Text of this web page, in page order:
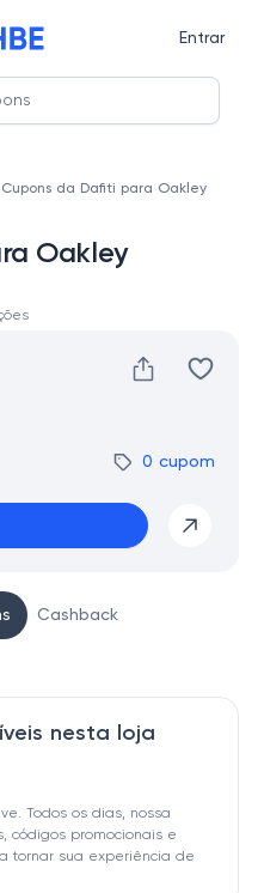
Entrar
Cupons da Dafiti para Oakley
Oakley
0 cupom
Cashback
nesta loja
Todos os dias, nossa
códigos promocionais e
tornar sua experiência de